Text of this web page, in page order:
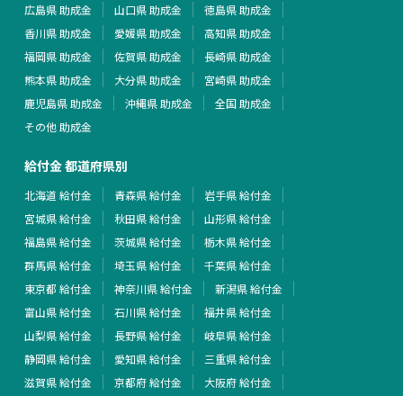
広島県 助成金
山口県 助成金
徳島県 助成金
香川県 助成金
愛媛県 助成金
高知県 助成金
福岡県 助成金
佐賀県 助成金
長崎県 助成金
熊本県 助成金
大分県 助成金
宮崎県 助成金
鹿児島県 助成金
沖縄県 助成金
全国 助成金
その他 助成金
給付金 都道府県別
北海道 給付金 青森県 給付金
岩手県 給付金
宮城県 給付金
秋田県 給付金
山形県 給付金
福島県 給付金
茨城県 給付金
栃木県 給付金
群馬県 給付金
埼玉県 給付金
千葉県 給付金
東京都 給付金
神奈川県 給付金
新潟県 給付金
富山県 給付金
石川県 給付金
福井県 給付金
山梨県 給付金
長野県 給付金
岐阜県 給付金
静岡県 給付金
愛知県 給付金
三重県 給付金
滋賀県 給付金
京都府 給付金
大阪府 給付金